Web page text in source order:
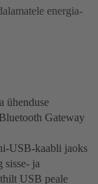
energia-
ühenduse
Gateway
USB-kaabli jaoks
sisse- ja
USB peale